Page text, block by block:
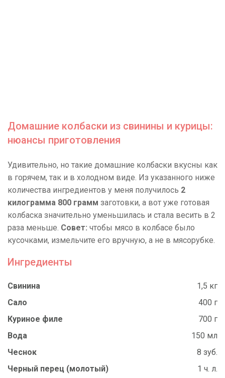
Домашние колбаски из свинины и курицы:
нюансы приготовления
Удивительно, но такие домашние колбаски вкусны как
в горячем, так и в холодном виде. Из указанного ниже
количества ингредиентов у меня получилось 2
килограмма 800 грамм заготовки, а вот уже готовая
колбаска значительно уменьшилась и стала весить в 2
раза меньше. Совет: чтобы мясо в колбасе было
кусочками, измельчите его вручную, а не в мясорубке.
Ингредиенты
Свинина
1,5 кг
Сало
400 г
Куриное филе
700 г
Вода
150 мл
Чеснок
8 зуб.
Черный перец (молотый)
1 ч. л.